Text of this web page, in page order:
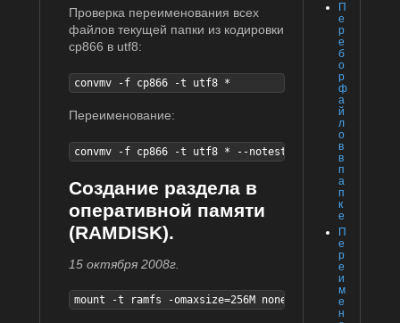
П
е
р
е
б
о
р
ф
а
й
л
о
в
в
п
а
п
к
е
П
е
р
е
и
м
е
н
Проверка переименования всех
файлов текущей папки из кодировки
cp866 в utf8:
convmv -f cp866 -t utf8 *
Переименование:
convmv -f cp866 -t utf8 * --notest
Создание раздела в
оперативной памяти
(RAMDISK).
15 октября 2008г.
mount -t ramfs -omaxsize=256M none /mnt/ram/